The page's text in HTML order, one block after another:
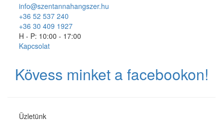
info@szentannahangszer.hu
+36 52 537 240
+36 30 409 1927
H - P: 10:00 - 17:00
Kapcsolat
Kövess minket a facebookon!
Üzletünk